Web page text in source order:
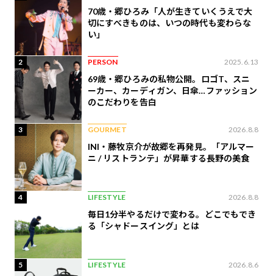
70歳・郷ひろみ「人が生きていくうえで大
切にすべきものは、いつの時代も変わらな
い」
2 PERSON 2025.6.13
69歳・郷ひろみの私物公開。ロゴT、スニ
ーカー、カーディガン、日傘…ファッション
のこだわりを告白
3 GOURMET 2026.8.8
INI・藤牧京介が故郷を再発見。「アルマー
ニ / リストランテ」が昇華する長野の美食
4 LIFESTYLE 2026.8.8
毎日1分半やるだけで変わる。どこでもでき
る「シャドースイング」とは
5 LIFESTYLE 2026.8.6